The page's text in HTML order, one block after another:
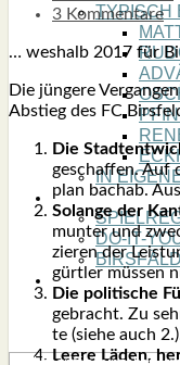
TYPISCH
IN
SO GOOT’S
DO-IT-
SHOUT­BOX
3 Kommentare
… wes­halb 2017 für
Die jün­ge­re
Abstieg des FC
Die
geschaf­fen. Auf
plan bach­ab.
Solan­ge der
mun­ter und
zie­ren der
gür­t­ler müs­sen
Die poli­ti­sche
gebracht. Zu
te (sie­he auch
Lee­re Läden,